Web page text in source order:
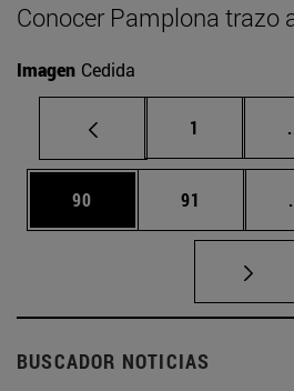
Conocer Pamplona trazo
Imagen Cedida
Página
1
Página
90 Página
91
BUSCADOR NOTICIAS